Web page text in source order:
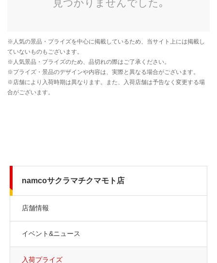
namcoサクラマチクマモト店
店舗情報
イベント&ニュース
入荷プライズ